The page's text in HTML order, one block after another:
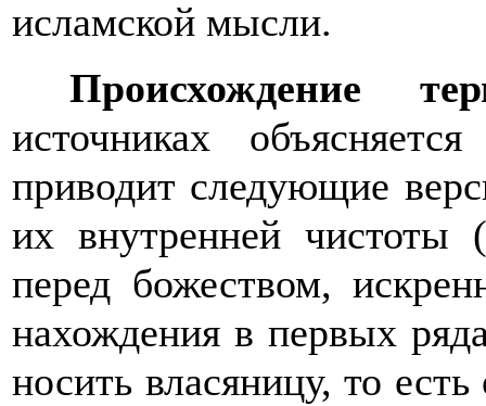
исламской мысли.
Происхождение
источниках
приводит следующие
их внутренней чистоты (
перед божеством,
нахождения в первых
носить власяницу, то